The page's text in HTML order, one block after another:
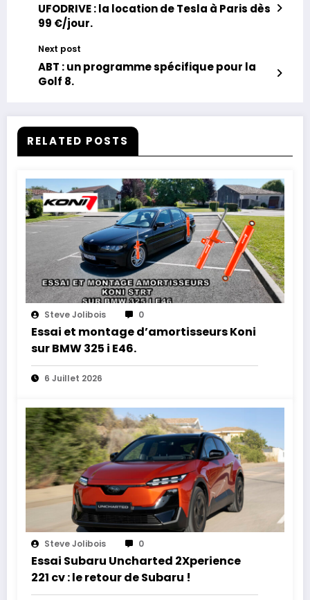
UFODRIVE : la location de Tesla à Paris dès
99 €/jour.
Next post
ABT : un programme spécifique pour la
Golf 8.
RELATED POSTS
Steve Jolibois 0
Essai et montage d’amortisseurs Koni
sur BMW 325 i E46.
6 Juillet 2026
Steve Jolibois 0
Essai Subaru Uncharted 2Xperience
221 cv : le retour de Subaru !